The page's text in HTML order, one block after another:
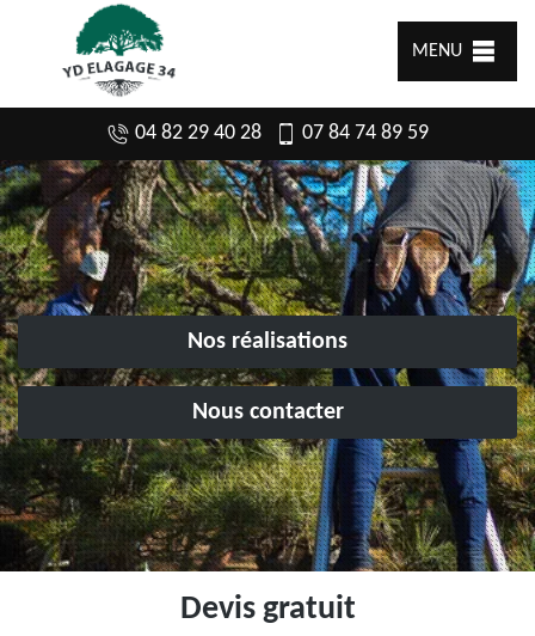
MENU
04 82 29 40 28 07 84 74 89 59
Nos réalisations
Nous contacter
Devis gratuit